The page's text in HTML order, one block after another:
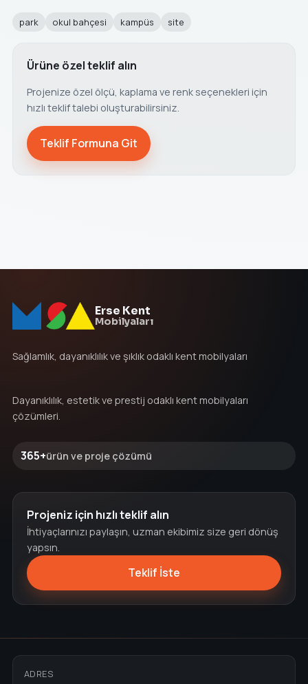
park okul bahçesi kampüs site
Ürüne özel teklif alın
Projenize özel ölçü, kaplama ve renk seçenekleri için
hızlı teklif talebi oluşturabilirsiniz.
Teklif Formuna Git
Erse Kent
Mobilyaları
Sağlamlık, dayanıklılık ve şıklık odaklı kent mobilyaları
Dayanıklılık, estetik ve prestij odaklı kent mobilyaları
çözümleri.
365+ürün ve proje çözümü
Projeniz için hızlı teklif alın
İhtiyaçlarınızı paylaşın, uzman ekibimiz size geri dönüş
yapsın.
Teklif İste
ADRES